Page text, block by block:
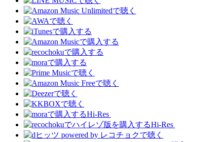
Hi-Res
Hi-Res